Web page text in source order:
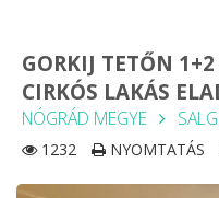
GORKIJ TETŐN
CIRKÓS LAKÁS
NÓGRÁD MEGYE
1232 NYOMTATÁS